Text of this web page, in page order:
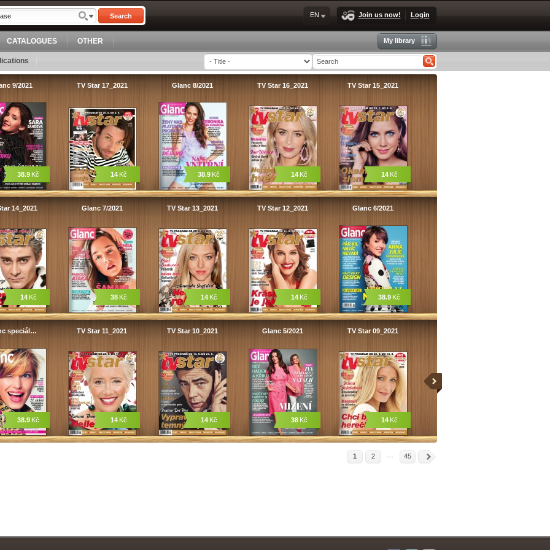
Search Join us now! Login
EN
CATALOGUES OTHER My library
9/2021
38.9 Kč
TV Star 17_2021
14Kč
Glanc 8/2021
38.9 Kč
TV Star 16_2021
14Kč
TV Star 15_2021
14Kč
14_2021
14Kč
Glanc 7/2021
38Kč
TV Star 13_2021
14Kč
TV Star 12_2021
14Kč
Glanc 6/2021
38.9 Kč
speciál…
38.9 Kč
TV Star 11_2021
14Kč
TV Star 10_2021
14Kč
Glanc 5/2021
38Kč
TV Star 09_2021
14Kč
1 2 45